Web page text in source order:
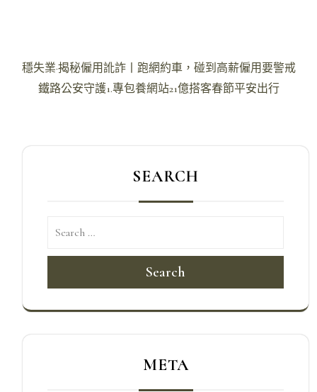
文穩失業·揭秘僱用訛詐丨跑網約車，碰到高薪僱用要警戒
鐵路公安守護1.專包養網站21億搭客春節平安出行
SEARCH
Search
META